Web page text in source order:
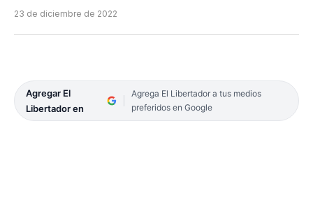
23 de diciembre de 2022
Agregar El
Libertador en
Agrega El Libertador a tus medios
preferidos en Google